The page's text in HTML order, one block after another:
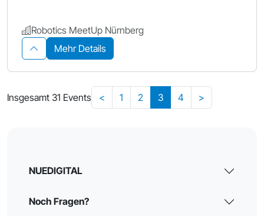
Robotics MeetUp Nürnberg
Mehr Details
Insgesamt 31 Events < 1 2 3 4 >
NUEDIGITAL
Noch Fragen?